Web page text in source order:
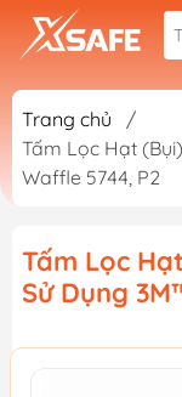
Trang chủ
/
Tấm Lọc Hạt
Waffle 5744, P2
Tấm Lọc
Sử Dụng